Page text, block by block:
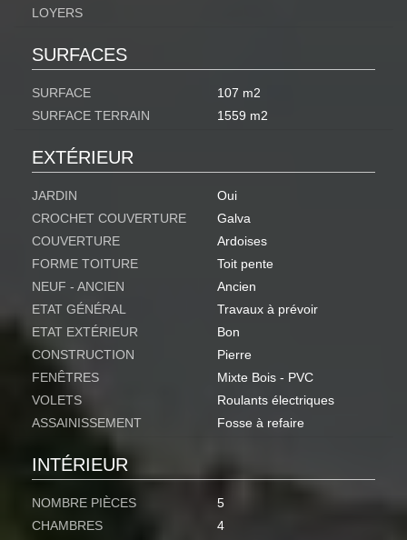
LOYERS
SURFACES
SURFACE
107 m2
SURFACE TERRAIN
1559 m2
EXTÉRIEUR
JARDIN
Oui
CROCHET COUVERTURE
Galva
COUVERTURE
Ardoises
FORME TOITURE
Toit pente
NEUF - ANCIEN
Ancien
ETAT GÉNÉRAL
Travaux à prévoir
ETAT EXTÉRIEUR
Bon
CONSTRUCTION
Pierre
FENÊTRES
Mixte Bois - PVC
VOLETS
Roulants électriques
ASSAINISSEMENT
Fosse à refaire
INTÉRIEUR
NOMBRE PIÈCES
5
CHAMBRES
4